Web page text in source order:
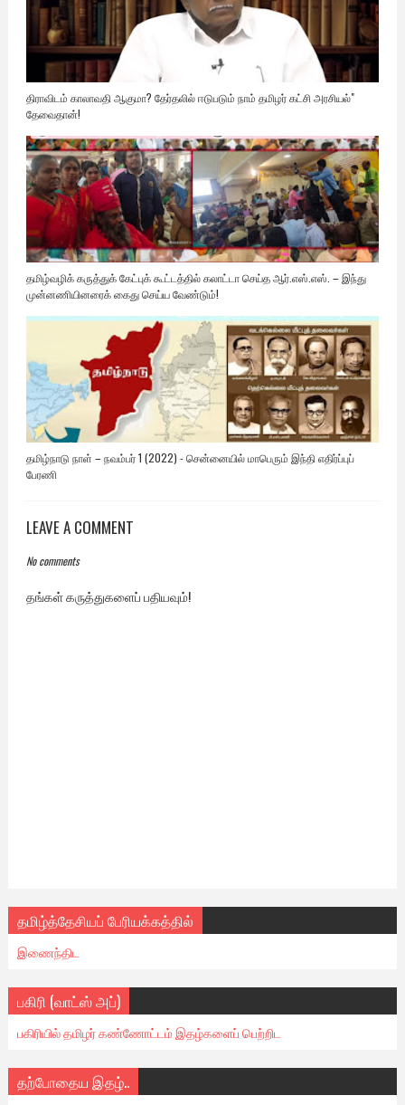
திராவிடம் காலாவதி ஆகுமா? தேர்தலில் ஈடுபடும் நாம் தமிழர் கட்சி அரசியல்"
தேவைதான்!
தமிழ்வழிக் கருத்துக் கேட்புக் கூட்டத்தில் கலாட்டா செய்த ஆர்.எஸ்.எஸ். – இந்து
முன்னணியினரைக் கைது செய்ய வேண்டும்!
தமிழ்நாடு நாள் – நவம்பர் 1 (2022) - சென்னையில் மாபெரும் இந்தி எதிர்ப்புப்
பேரணி
LEAVE A COMMENT
No comments
தங்கள் கருத்துகளைப் பதியவும்!
தமிழ்த்தேசியப் பேரியக்கத்தில்
இணைந்திட
பகிரி (வாட்ஸ் அப்)
பகிரியில் தமிழர் கண்ணோட்டம் இதழ்களைப் பெற்றிட
தற்போதைய இதழ்..